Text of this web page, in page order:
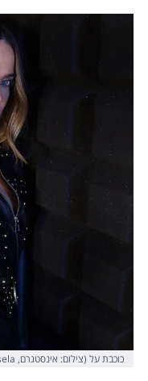
כוכבת על (צילום: אינסטגרם, rotemsela)